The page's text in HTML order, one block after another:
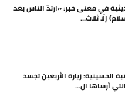
في معنى خبر: «ارتدّ الناس بعد
إلّا ثلاث...
الحسينية: زيارة الأربعين تجسد
أرساها ال...